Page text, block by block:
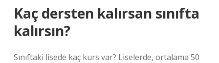
Kaç dersten kalırsan sınıfta
kalırsın?
Sınıftaki lisede kaç kurs var? Liselerde, ortalama 50